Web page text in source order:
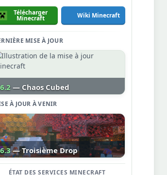
Télécharger
Minecraft Wiki Minecraft
MISE À JOUR
— Chaos Cubed
À JOUR À VENIR
— Troisième Drop
ÉTAT DES SERVICES MINECRAFT